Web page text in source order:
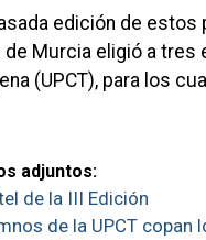
edición de
de Murcia eligió a
(UPCT), para los
adjuntos:
de la III Edición
de la UPCT